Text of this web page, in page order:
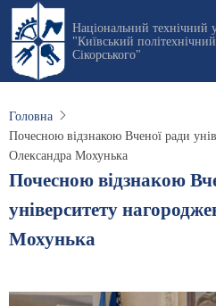
Перейти
основного
вмісту
Національний технічний
"Київський політехнічний
Сікорського"
Головна
Почесною відзнакою Вченої ради
Олександра Мохунька
Почесною відзнакою
університету
Мохунька